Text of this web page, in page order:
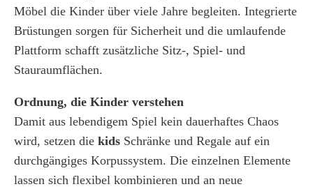
Möbel die Kinder über viele Jahre begleiten. Integrierte
Brüstungen sorgen für Sicherheit und die umlaufende
Plattform schafft zusätzliche Sitz-, Spiel- und
Stauraumflächen.
Ordnung, die Kinder verstehen
Damit aus lebendigem Spiel kein dauerhaftes Chaos
wird, setzen die kids Schränke und Regale auf ein
durchgängiges Korpussystem. Die einzelnen Elemente
lassen sich flexibel kombinieren und an neue